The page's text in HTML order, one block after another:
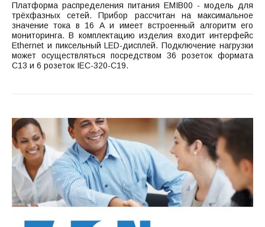
Платформа распределения питания EMIB00 - модель для
трёхфазных сетей. Прибор рассчитан на максимальное
значение тока в 16 А и имеет встроенный алгоритм его
мониторинга. В комплектацию изделия входит интерфейс
Ethernet и пиксельный LED-дисплей. Подключение нагрузки
может осуществляться посредством 36 розеток формата
С13 и 6 розеток IEC-320-C19.